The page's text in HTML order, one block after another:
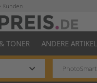
Kunden
TONER ANDERE ARTIKEL
keyboard_arrow_down